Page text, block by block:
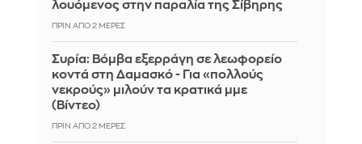
λουόμενος στην παραλία της Σίβηρης
ΠΡΙΝ ΑΠΌ 2 ΜΈΡΕΣ
Συρία: Βόμβα εξερράγη σε λεωφορείο
κοντά στη Δαμασκό - Για «πολλούς
νεκρούς» μιλούν τα κρατικά μμε
(Βίντεο)
ΠΡΙΝ ΑΠΌ 2 ΜΈΡΕΣ